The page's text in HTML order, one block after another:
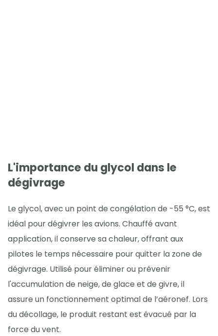
L'importance du glycol dans le
dégivrage
Le glycol, avec un point de congélation de -55 °C, est
idéal pour dégivrer les avions. Chauffé avant
application, il conserve sa chaleur, offrant aux
pilotes le temps nécessaire pour quitter la zone de
dégivrage. Utilisé pour éliminer ou prévenir
l'accumulation de neige, de glace et de givre, il
assure un fonctionnement optimal de l’aéronef. Lors
du décollage, le produit restant est évacué par la
force du vent.